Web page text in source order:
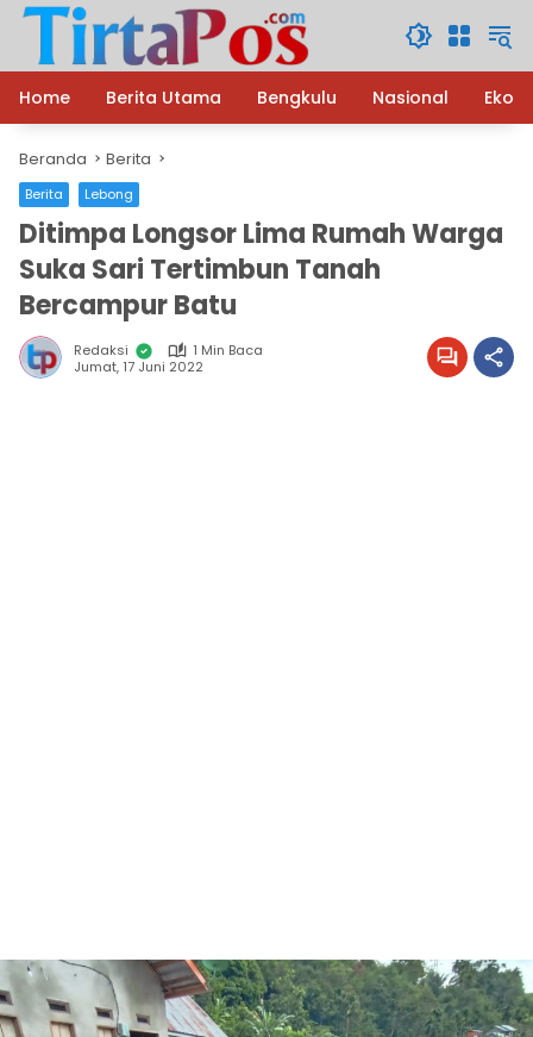
Langsung
konten
Home
Berita Utama Bengkulu Nasional
Beranda Berita
Berita Lebong
Ditimpa Longsor Lima Rumah Warga
Suka Sari Tertimbun Tanah
Bercampur Batu
Redaksi
1 Min Baca
Jumat, 17 Juni 2022